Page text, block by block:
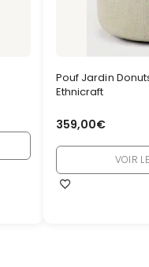
Pouf Jardin
Ethnicraft
359,00€
VOIR